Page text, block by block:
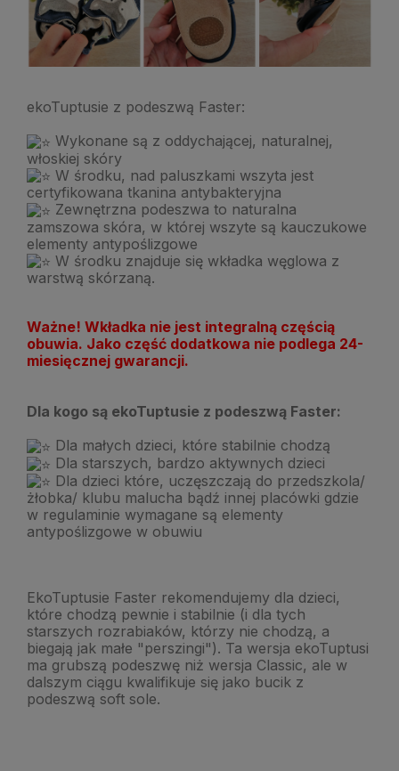
ekoTuptusie z podeszwą Faster:
Wykonane są z oddychającej, naturalnej,
włoskiej skóry
W środku, nad paluszkami wszyta jest
certyfikowana tkanina antybakteryjna
Zewnętrzna podeszwa to naturalna
zamszowa skóra, w której wszyte są kauczukowe
elementy antypoślizgowe
W środku znajduje się wkładka węglowa z
warstwą skórzaną.
Ważne! Wkładka nie jest integralną częścią
obuwia. Jako część dodatkowa nie podlega 24-
miesięcznej gwarancji.
Dla kogo są ekoTuptusie z podeszwą Faster:
Dla małych dzieci, które stabilnie chodzą
Dla starszych, bardzo aktywnych dzieci
Dla dzieci które, uczęszczają do przedszkola/
żłobka/ klubu malucha bądź innej placówki gdzie
w regulaminie wymagane są elementy
antypoślizgowe w obuwiu
EkoTuptusie Faster rekomendujemy dla dzieci,
które chodzą pewnie i stabilnie (i dla tych
starszych rozrabiaków, którzy nie chodzą, a
biegają jak małe "perszingi"). Ta wersja ekoTuptusi
ma grubszą podeszwę niż wersja Classic, ale w
dalszym ciągu kwalifikuje się jako bucik z
podeszwą soft sole.